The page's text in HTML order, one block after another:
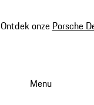
Ontdek onze Porsche
Menu